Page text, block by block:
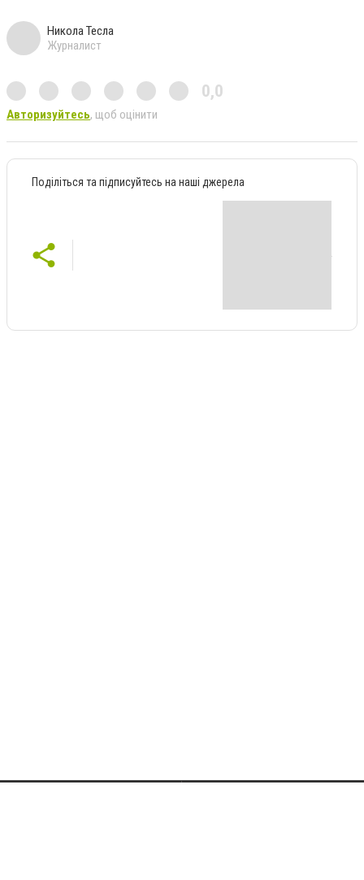
Никола Тесла
Журналист
0,0
Авторизуйтесь, щоб оцінити
Поділіться та підписуйтесь на наші джерела